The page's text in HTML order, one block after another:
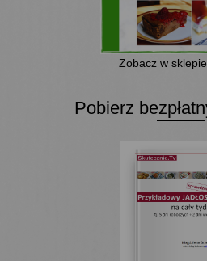
Zobacz w
Pobierz